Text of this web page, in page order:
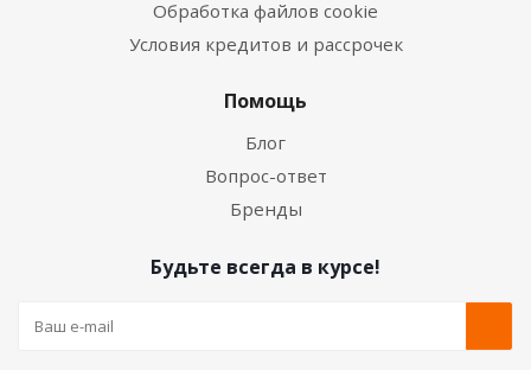
Обработка файлов cookie
Условия кредитов и рассрочек
Помощь
Блог
Вопрос-ответ
Бренды
Будьте всегда в курсе!